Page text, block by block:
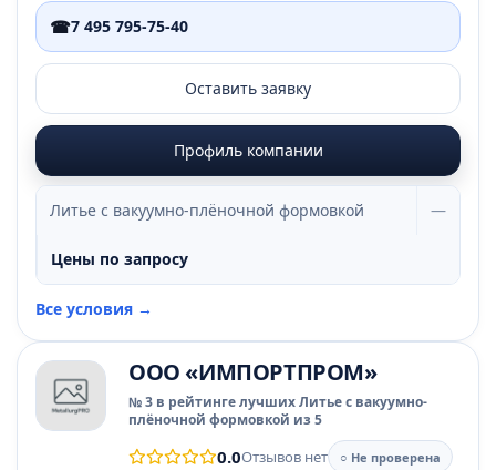
☎7 495 795-75-40
Оставить заявку
Профиль компании
Литье с вакуумно-плёночной формовкой —
Цены по запросу
Все условия →
ООО «ИМПОРТПРОМ»
№ 3 в рейтинге лучших Литье с вакуумно-
плёночной формовкой из 5
0.0Отзывов нет
○ Не проверена